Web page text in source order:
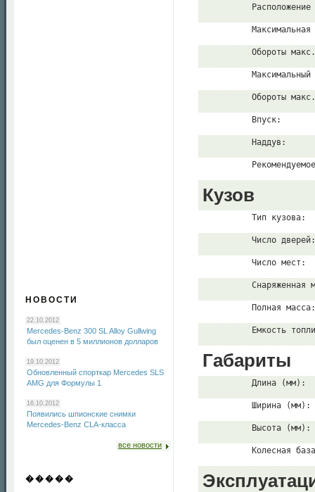
НОВОСТИ
22.10.2012
Mercedes-Benz 300 SL Alloy Gullwing
был оценен в 5 миллионов долларов
19.10.2012
Обновленный спорткар Mercedes SLS
AMG для Формулы 1
16.10.2012
Появились шпионские снимки
Mercedes-Benz CLA-класса
все новости
�����
Расположение
Максимальная
Обороты
Максимальный
Обороты
          Впуск:
          Наддув:
Кузов
          Тип кузова:
          Число дверей:
          Число мест:
Снаряженная
          Полная масса:
Емкость
Габариты
          Длина (мм):
          Ширина (мм):
          Высота (мм):
Колесная